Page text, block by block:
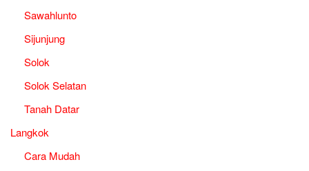
Sawahlunto
Sijunjung
Solok
Solok Selatan
Tanah Datar
Langkok
Cara Mudah